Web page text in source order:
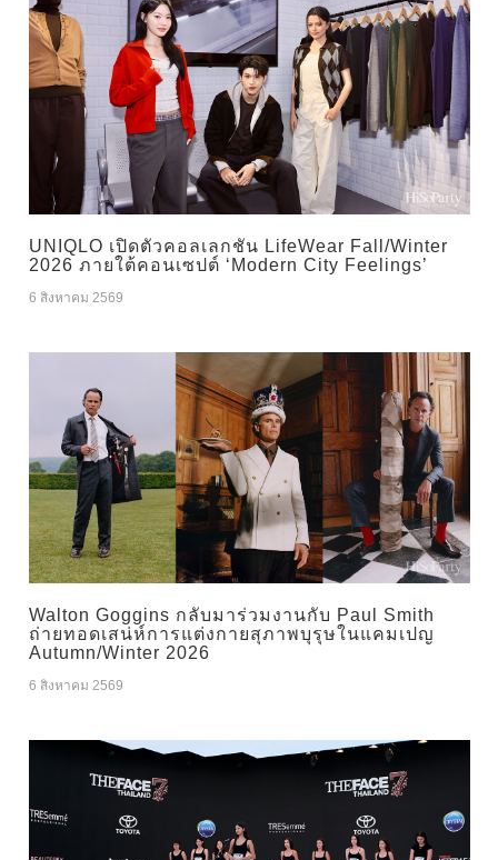
UNIQLO เปิดตัวคอลเลกชัน LifeWear Fall/Winter
2026 ภายใต้คอนเซปต์ ‘Modern City Feelings’
6 สิงหาคม 2569
Walton Goggins กลับมาร่วมงานกับ Paul Smith
ถ่ายทอดเสน่ห์การแต่งกายสุภาพบุรุษในแคมเปญ
Autumn/Winter 2026
6 สิงหาคม 2569